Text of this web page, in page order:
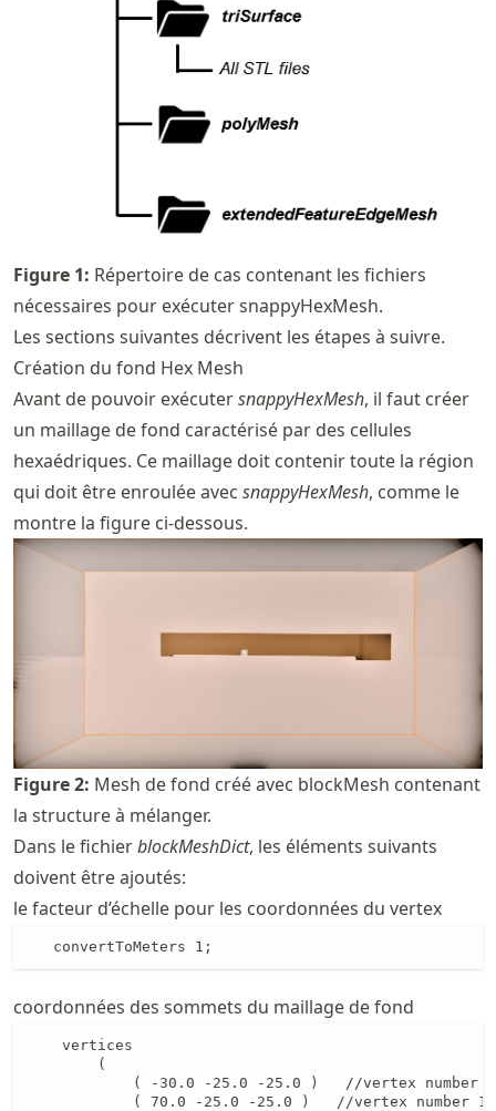
Figure 1: Répertoire de cas contenant les fichiers
nécessaires pour exécuter snappyHexMesh.
Les sections suivantes décrivent les étapes à suivre.
Création du fond Hex Mesh
Avant de pouvoir exécutersnappyHexMesh, il faut créer
un maillage de fond caractérisé par des cellules
hexaédriques. Ce maillage doit contenir toute la région
qui doit être enroulée avec snappyHexMesh, comme le
montre la figure ci-dessous.
Figure2: Mesh de fond créé avec blockMesh contenant
la structure à mélanger.
Dans le fichierblockMeshDict, les éléments suivants
doivent être ajoutés:
le facteur d’échelle pour les coordonnées du vertex
   convertToMeters 1;
coordonnées des sommets du maillage de fond
    vertices
        (
            ( -30.0 -25.0 -25.0 )   //vertex number 0
            ( 70.0 -25.0 -25.0 )   //vertex number 1